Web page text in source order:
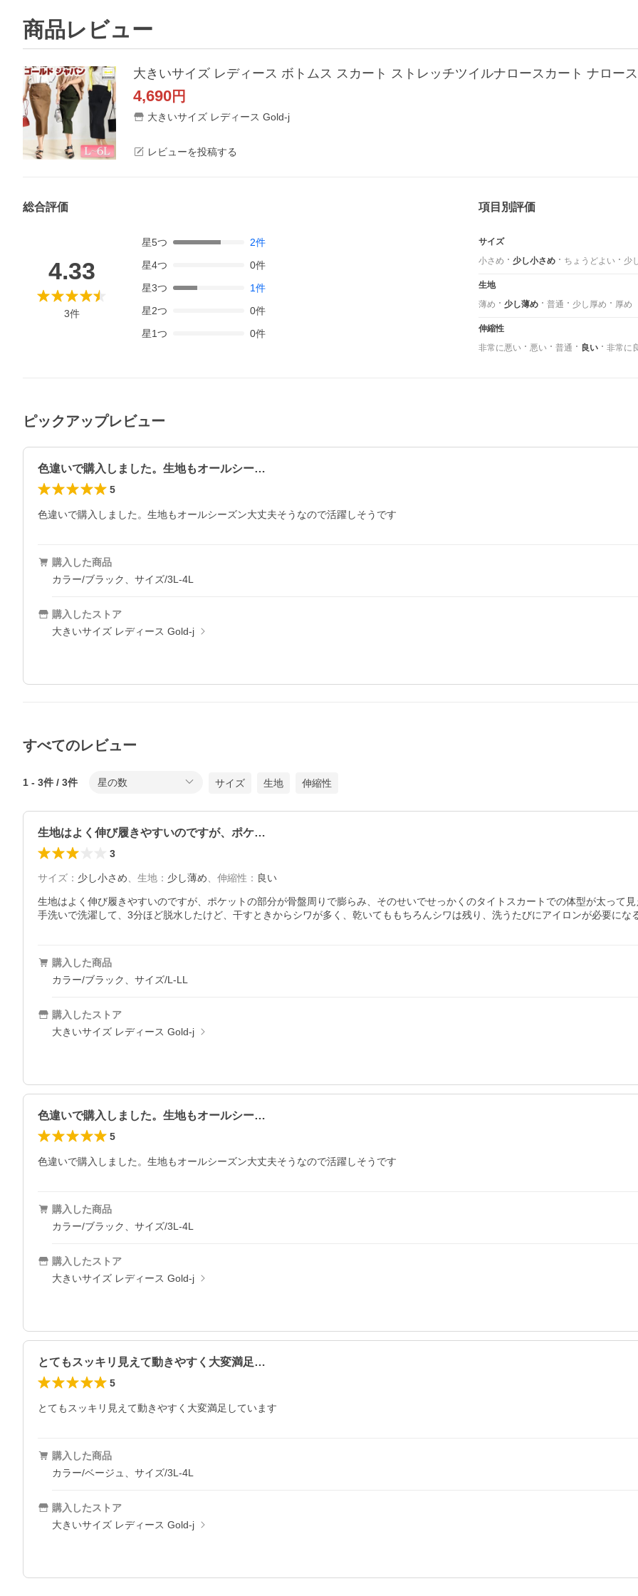
商品レビュー
4,690円
大きいサイズ レディース Gold-j
レビューを投稿する
総合評価
4.33
3件
星5つ 2件
星4つ 0件
星3つ 1件
星2つ 0件
星1つ 0件
項目別評価
サイズ
小さめ
少し小さめ ちょうどよい 少
生地
薄め
少し薄め 普通 少し厚め 厚め
伸縮性
非常に悪い
悪い 普通 良い 非常に
ピックアップレビュー
色違いで購入しました。生地もオールシー…
5
色違いで購入しました。生地もオールシーズン大丈夫そうなので活躍しそうです
購入した商品
カラー/ブラック、サイズ/3L-4L
購入したストア
大きいサイズ レディース Gold-j
すべてのレビュー
1 - 3件 / 3件 星の数 サイズ 生地 伸縮性
生地はよく伸び履きやすいのですが、ポケ…
3
サイズ ： 少し小さめ、 生地 ： 少し薄め、 伸縮性 ： 良い
生地はよく伸び履きやすいのですが、ポケットの部分が骨盤周りで膨らみ、そのせいでせっかくのタイトスカートでの体型が太って見
手洗いで洗濯して、3分ほど脱水したけど、干すときからシワが多く、乾いてももちろんシワは残り、洗うたびにアイロンが必要になる
購入した商品
カラー/ブラック、サイズ/L-LL
購入したストア
大きいサイズ レディース Gold-j
色違いで購入しました。生地もオールシー…
5
色違いで購入しました。生地もオールシーズン大丈夫そうなので活躍しそうです
購入した商品
カラー/ブラック、サイズ/3L-4L
購入したストア
大きいサイズ レディース Gold-j
とてもスッキリ見えて動きやすく大変満足…
5
とてもスッキリ見えて動きやすく大変満足しています
購入した商品
カラー/ベージュ、サイズ/3L-4L
購入したストア
大きいサイズ レディース Gold-j